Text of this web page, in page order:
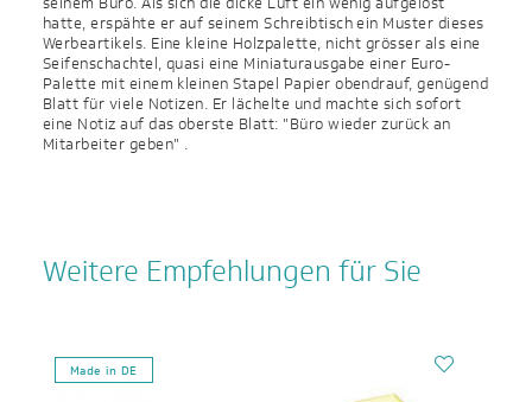
hatte, erspähte er auf seinem Schreibtisch ein Muster dieses
Werbeartikels. Eine kleine Holzpalette, nicht grösser als eine
Seifenschachtel, quasi eine Miniaturausgabe einer Euro-
Palette mit einem kleinen Stapel Papier obendrauf, genügend
Blatt für viele Notizen. Er lächelte und machte sich sofort
eine Notiz auf das oberste Blatt: "Büro wieder zurück an
Mitarbeiter geben" .
Weitere Empfehlungen für Sie
Made in DE